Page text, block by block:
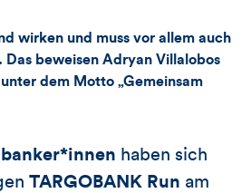
wirken und muss vor allem auch
Das beweisen Adryan Villalobos
dem Motto „Gemeinsam
haben sich
TARGOBANK Run am